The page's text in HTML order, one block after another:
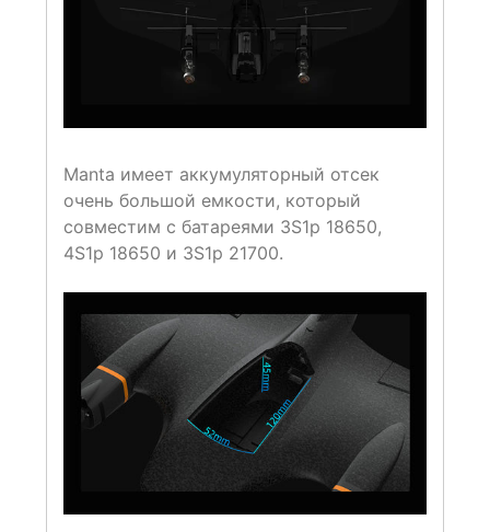
Manta имеет аккумуляторный отсек
очень большой емкости, который
совместим с батареями 3S1p 18650,
4S1p 18650 и 3S1p 21700.